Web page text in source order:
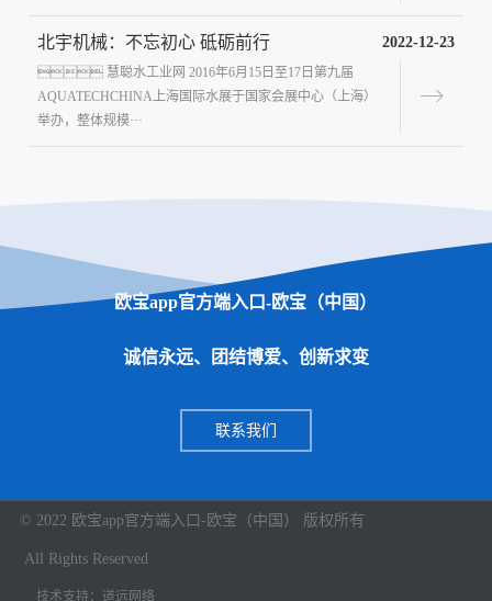
北宇机械：不忘初心 砥砺前行 2022-12-23
 慧聪水工业网 2016年6月15日至17日第九届
AQUATECHCHINA上海国际水展于国家会展中心（上海）
举办，整体规模···
欧宝app官方端入口-欧宝（中国）
诚信永远、团结博爱、创新求变
联系我们
© 2022 欧宝app官方端入口-欧宝（中国） 版权所有
All Rights Reserved
技术支持：道远网络